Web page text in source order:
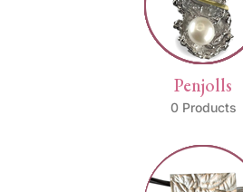
Penjolls
0 Products